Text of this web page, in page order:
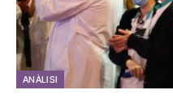
ANÀLISI